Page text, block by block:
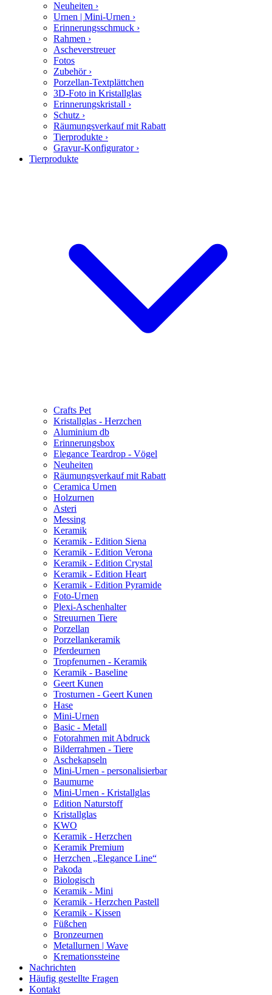
Neuheiten ›
Urnen | Mini-Urnen ›
Erinnerungsschmuck ›
Rahmen ›
Ascheverstreuer
Fotos
Zubehör ›
Porzellan-Textplättchen
3D-Foto in Kristallglas
Erinnerungskristall ›
Schutz ›
Räumungsverkauf mit Rabatt
Tierprodukte ›
Gravur-Konfigurator ›
Tierprodukte
Crafts Pet
Kristallglas - Herzchen
Aluminium db
Erinnerungsbox
Elegance Teardrop - Vögel
Neuheiten
Räumungsverkauf mit Rabatt
Ceramica Urnen
Holzurnen
Asteri
Messing
Keramik
Keramik - Edition Siena
Keramik - Edition Verona
Keramik - Edition Crystal
Keramik - Edition Heart
Keramik - Edition Pyramide
Foto-Urnen
Plexi-Aschenhalter
Streuurnen Tiere
Porzellan
Porzellankeramik
Pferdeurnen
Tropfenurnen - Keramik
Keramik - Baseline
Geert Kunen
Trosturnen - Geert Kunen
Hase
Mini-Urnen
Basic - Metall
Fotorahmen mit Abdruck
Bilderrahmen - Tiere
Aschekapseln
Mini-Urnen - personalisierbar
Baumurne
Mini-Urnen - Kristallglas
Edition Naturstoff
Kristallglas
KWO
Keramik - Herzchen
Keramik Premium
Herzchen „Elegance Line“
Pakoda
Biologisch
Keramik - Mini
Keramik - Herzchen Pastell
Keramik - Kissen
Füßchen
Bronzeurnen
Metallurnen | Wave
Kremationssteine
Nachrichten
Häufig gestellte Fragen
Kontakt